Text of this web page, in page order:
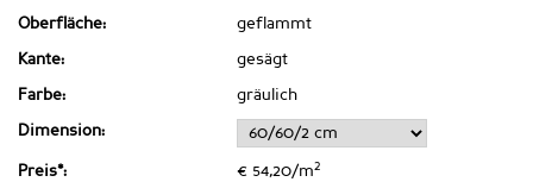
Oberfläche: geflammt
Kante: gesägt
Farbe: gräulich
Dimension:
Preis*: € 54,20/m2